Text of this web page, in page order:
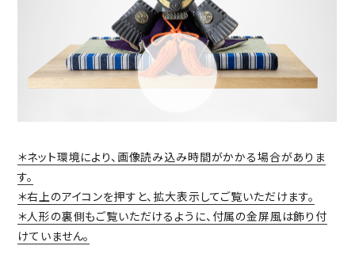
＊ネット環境により、画像読み込み時間がかかる場合がありま
す。
＊右上のアイコンを押すと、拡大表示してご覧いただけます。
＊人形の裏側もご覧いただけるように、付属の金屏風は飾り付
けていません。